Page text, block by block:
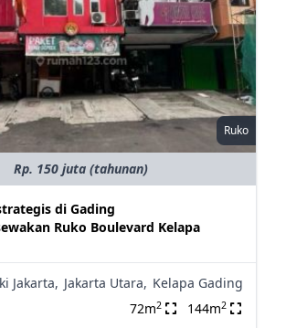
Ruko
Rp. 150 juta (tahunan)
di Gading
Ruko Boulevard Kelapa
Jakarta, Jakarta Utara, Kelapa Gading
72m2 144m2